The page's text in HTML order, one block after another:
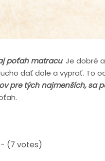
poťah matracu. Je dobré
dať dole a vyprať. To
pre tých najmenších, sa
(7 votes)